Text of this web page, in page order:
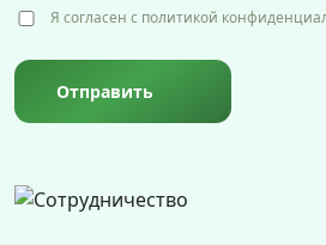
Я согласен с политикой
Отправить